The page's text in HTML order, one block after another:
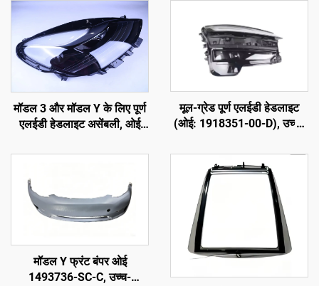
मॉडल 3 और मॉडल Y के लिए पूर्ण
एलईडी हेडलाइट असेंबली, ओई
00-E, 1514952-10-E,
मूल-ग्रेड पूर्ण एलईडी हेडलाइट
(ओई: 1918351-00-D), उच्च-
स्थायी पीसी लेंस के साथ, 850
मीटर उच्च बीम रेंज, 50000 घंटे
का सेवा जीवन, मॉडल 3/वाई
हेडलाइट प्रतिस्थापन और सीमा
पार निर्यात के लिए
मॉडल Y फ्रंट बंपर ओई
1493736-SC-C, उच्च-